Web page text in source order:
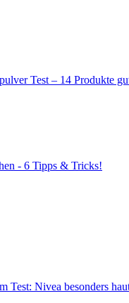
Test – 14 Produkte
- 6 Tipps & Tricks!
Test: Nivea besonders